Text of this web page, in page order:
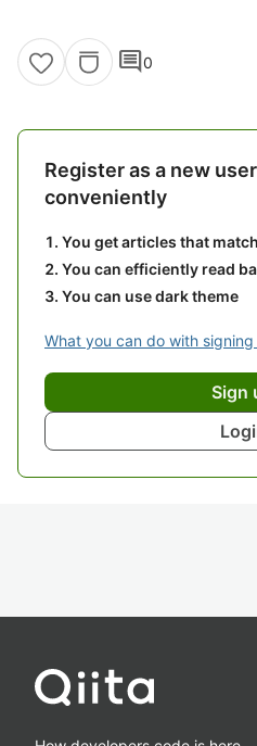
comment0
Register as a new
conveniently
You get articles that
You can efficiently read
You can use dark theme
What you can do with signing
Sign